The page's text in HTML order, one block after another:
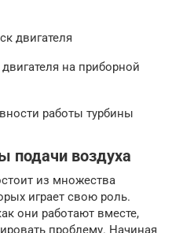
двигателя
на приборной
работы турбины
подачи воздуха
из множества
играет свою роль.
они работают вместе,
проблему. Начиная